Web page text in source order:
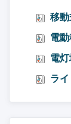
移
電
電
ラ